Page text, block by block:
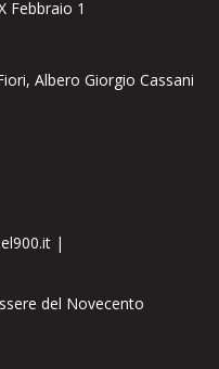
Febbraio 1
Albero Giorgio Cassani
|
del Novecento